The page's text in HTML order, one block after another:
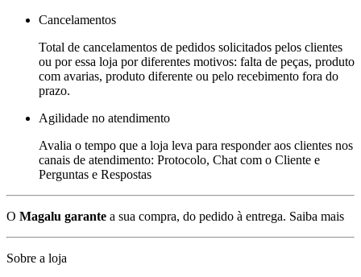
Cancelamentos
Total de cancelamentos de pedidos solicitados pelos clientes
ou por essa loja por diferentes motivos: falta de peças, produto
com avarias, produto diferente ou pelo recebimento fora do
prazo.
Agilidade no atendimento
Avalia o tempo que a loja leva para responder aos clientes nos
canais de atendimento: Protocolo, Chat com o Cliente e
Perguntas e Respostas
O Magalu garante a sua compra, do pedido à entrega. Saiba mais
Sobre a loja